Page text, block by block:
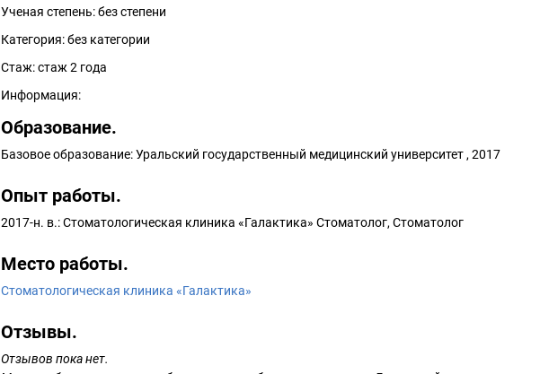
Ученая степень:без степени
Категория:без категории
Стаж:стаж 2 года
Информация:
Образование.
Базовое образование: Уральский государственный медицинский университет , 2017
Опыт работы.
2017-н. в.: Стоматологическая клиника «Галактика» Стоматолог, Стоматолог
Место работы.
Стоматологическая клиника «Галактика»
Отзывы.
Отзывов пока нет.